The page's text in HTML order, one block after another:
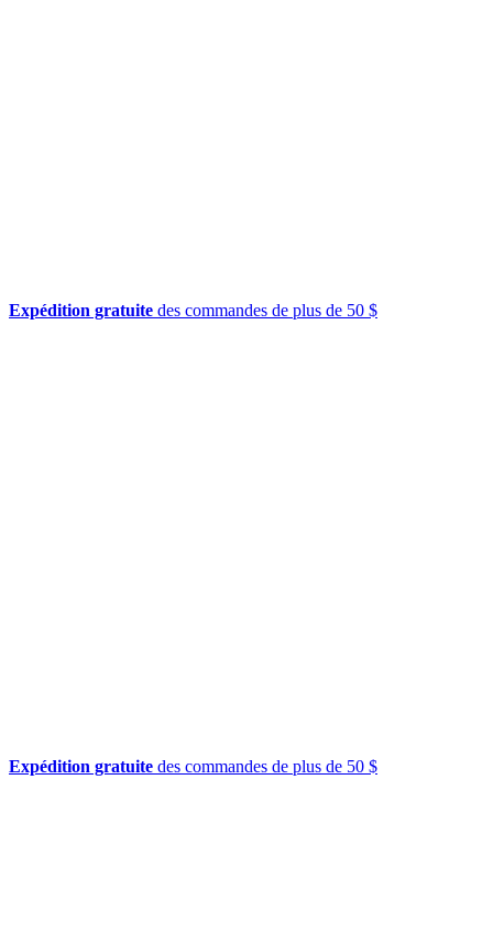
Expédition gratuite des commandes de plus de 50 $
Expédition gratuite des commandes de plus de 50 $